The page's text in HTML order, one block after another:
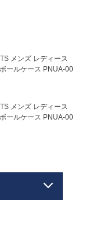
メンズ レディース
ールケース PNUA-00
メンズ レディース
ールケース PNUA-00